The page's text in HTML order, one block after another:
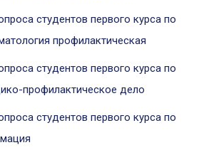
студентов первого курса по
профилактическая
студентов первого курса по
профилактическое дело
студентов первого курса по